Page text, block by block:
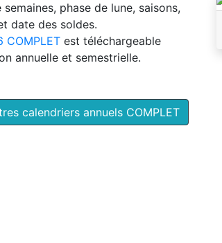
phase de lune, saisons,
date des soldes.
COMPLET est téléchargeable
annuelle et semestrielle.
calendriers annuels COMPLET